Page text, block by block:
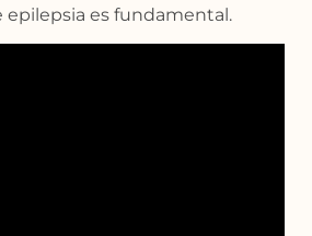
epilepsia es fundamental.